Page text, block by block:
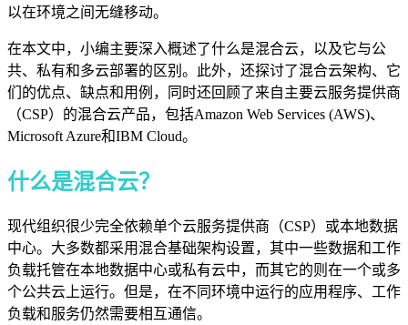
以在环境之间无缝移动。
在本文中，小编主要深入概述了什么是混合云，以及它与公
共、私有和多云部署的区别。此外，还探讨了混合云架构、它
们的优点、缺点和用例，同时还回顾了来自主要云服务提供商
（CSP）的混合云产品，包括Amazon Web Services (AWS)、
Microsoft Azure和IBM Cloud。
什么是混合云？
现代组织很少完全依赖单个云服务提供商（CSP）或本地数据
中心。大多数都采用混合基础架构设置，其中一些数据和工作
负载托管在本地数据中心或私有云中，而其它的则在一个或多
个公共云上运行。但是，在不同环境中运行的应用程序、工作
负载和服务仍然需要相互通信。